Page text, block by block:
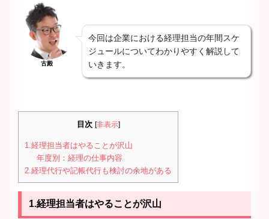
古殿
今回は企業における経理担当の年間スケ
ジュールについてわかりやすく解説して
いきます。
目次 [非表示]
1.経理担当者はやることが沢山
年度別：経理の仕事内容
2.経理代行や記帳代行も検討の余地がある
1.経理担当者はやることが沢山